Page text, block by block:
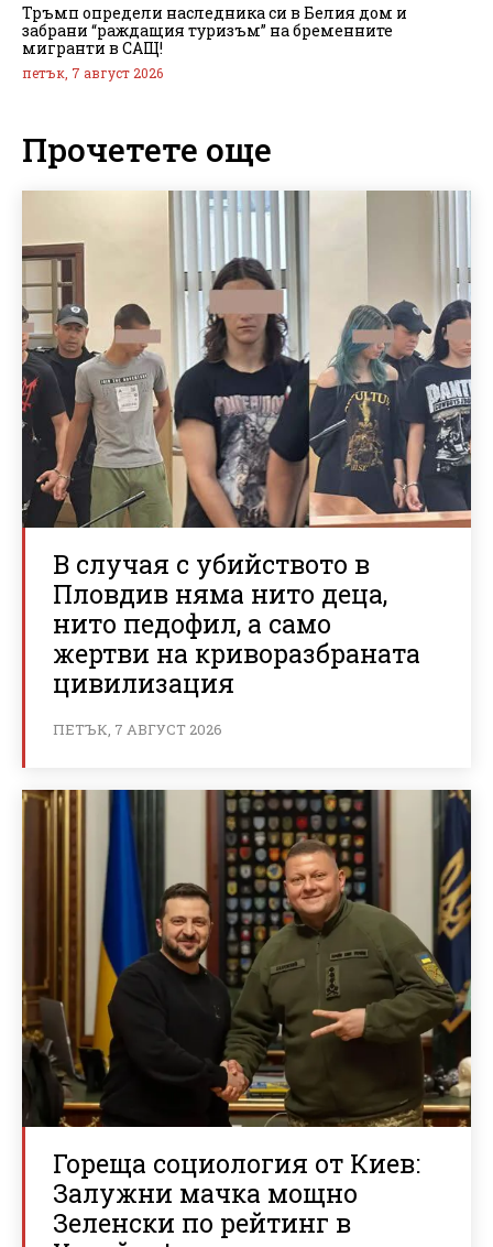
Тръмп определи наследника си в Белия дом и
забрани “раждащия туризъм” на бременните
мигранти в САЩ!
петък, 7 август 2026
Прочетете още
В случая с убийството в
Пловдив няма нито деца,
нито педофил, а само
жертви на криворазбраната
цивилизация
ПЕТЪК, 7 АВГУСТ 2026
Гореща социология от Киев:
Залужни мачка мощно
Зеленски по рейтинг в